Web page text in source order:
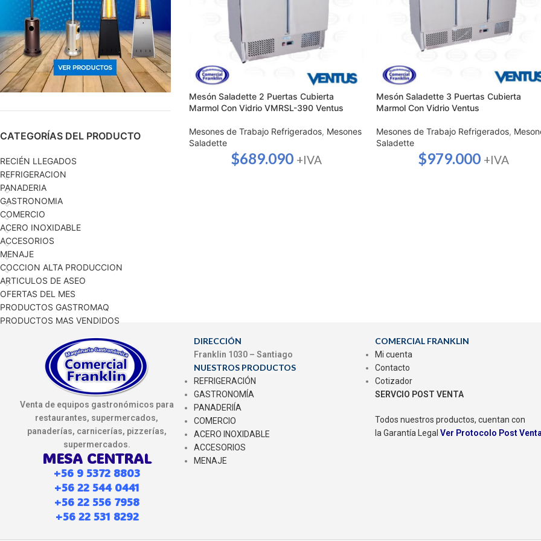
CATEGORÍAS DEL PRODUCTO
RECIÉN LLEGADOS
REFRIGERACION
PANADERIA
GASTRONOMIA
COMERCIO
ACERO INOXIDABLE
ACCESORIOS
MENAJE
COCCION ALTA PRODUCCION
ARTICULOS DE ASEO
OFERTAS DEL MES
PRODUCTOS GASTROMAQ
PRODUCTOS MAS VENDIDOS
Mesón Saladette 2 Puertas Cubierta
Marmol Con Vidrio VMRSL-390 Ventus
Mesones de Trabajo Refrigerados, Mesones
Saladette
$689.090 +IVA
Mesón Saladette 3 Puertas Cubierta
Marmol Con Vidrio Ventus
Mesones de Trabajo Refrigerados,
Saladette
$979.000 +IVA
Venta de equipos gastronómicos para
restaurantes, supermercados,
panaderías, carnicerías, pizzerías,
supermercados.
MESA CENTRAL
+56 9 5372 8803
+56 22 544 0441
+56 22 556 7958
+56 22 531 8292
DIRECCIÓN
Franklin 1030 – Santiago
NUESTROS PRODUCTOS
REFRIGERACIÓN
GASTRONOMÍA
PANADERIÍA
COMERCIO
ACERO INOXIDABLE
ACCESORIOS
MENAJE
COMERCIAL FRANKLIN
Mi cuenta
Contacto
Cotizador
SERVCIO POST VENTA
Todos nuestros productos, cuentan con
la Garantía Legal Ver Protocolo Post